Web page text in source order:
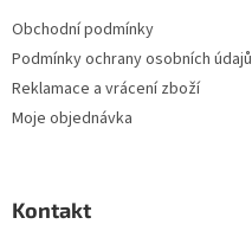
Obchodní podmínky
Podmínky ochrany osobních údajů
Reklamace a vrácení zboží
Moje objednávka
Kontakt